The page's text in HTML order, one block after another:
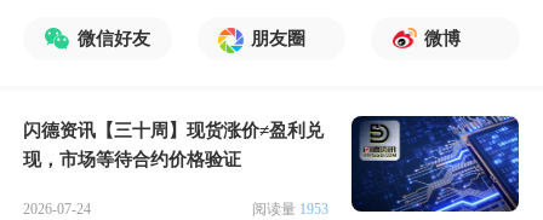
微信好友 朋友圈 微博
闪德资讯【三十周】现货涨价≠盈利兑
现，市场等待合约价格验证
2026-07-24 阅读量 1953